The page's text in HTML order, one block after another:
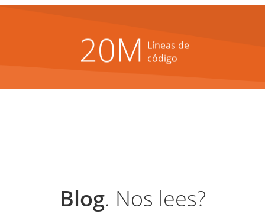
20M Líneas de
código
Blog. Nos lees?